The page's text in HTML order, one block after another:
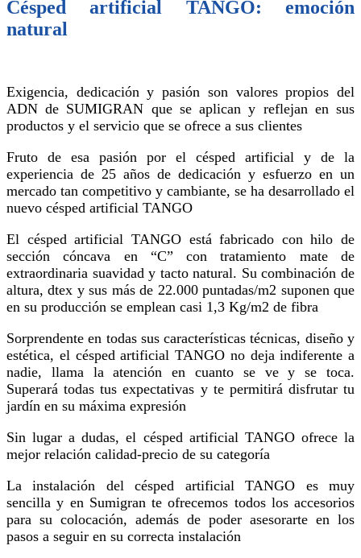
Césped artificial TANGO: emoción
natural
Exigencia, dedicación y pasión son valores propios del
ADN de SUMIGRAN que se aplican y reflejan en sus
productos y el servicio que se ofrece a sus clientes
Fruto de esa pasión por el césped artificial y de la
experiencia de 25 años de dedicación y esfuerzo en un
mercado tan competitivo y cambiante, se ha desarrollado el
nuevo césped artificial TANGO
El césped artificial TANGO está fabricado con hilo de
sección cóncava en “C” con tratamiento mate de
extraordinaria suavidad y tacto natural. Su combinación de
altura, dtex y sus más de 22.000 puntadas/m2 suponen que
en su producción se emplean casi 1,3 Kg/m2 de fibra
Sorprendente en todas sus características técnicas, diseño y
estética, el césped artificial TANGO no deja indiferente a
nadie, llama la atención en cuanto se ve y se toca.
Superará todas tus expectativas y te permitirá disfrutar tu
jardín en su máxima expresión
Sin lugar a dudas, el césped artificial TANGO ofrece la
mejor relación calidad-precio de su categoría
La instalación del césped artificial TANGO es muy
sencilla y en Sumigran te ofrecemos todos los accesorios
para su colocación, además de poder asesorarte en los
pasos a seguir en su correcta instalación